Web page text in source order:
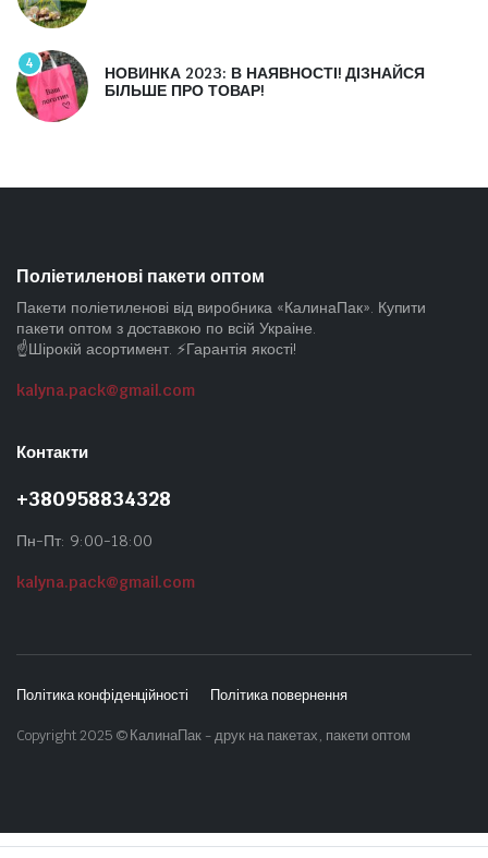
4
НОВИНКА 2023: В НАЯВНОСТІ! ДІЗНАЙСЯ
БІЛЬШЕ ПРО ТОВАР!
Поліетиленові пакети оптом
Пакети поліетиленові від виробника «КалинаПак». Купити
пакети оптом з доставкою по всій Украіне.
☝️Шірокій асортимент. ⚡Гарантія якості!
kalyna.pack@gmail.com
Контакти
+380958834328
Пн-Пт: 9:00-18:00
kalyna.pack@gmail.com
Політика конфіденційності Політика повернення
Copyright 2025 © КалинаПак - друк на пакетах, пакети оптом